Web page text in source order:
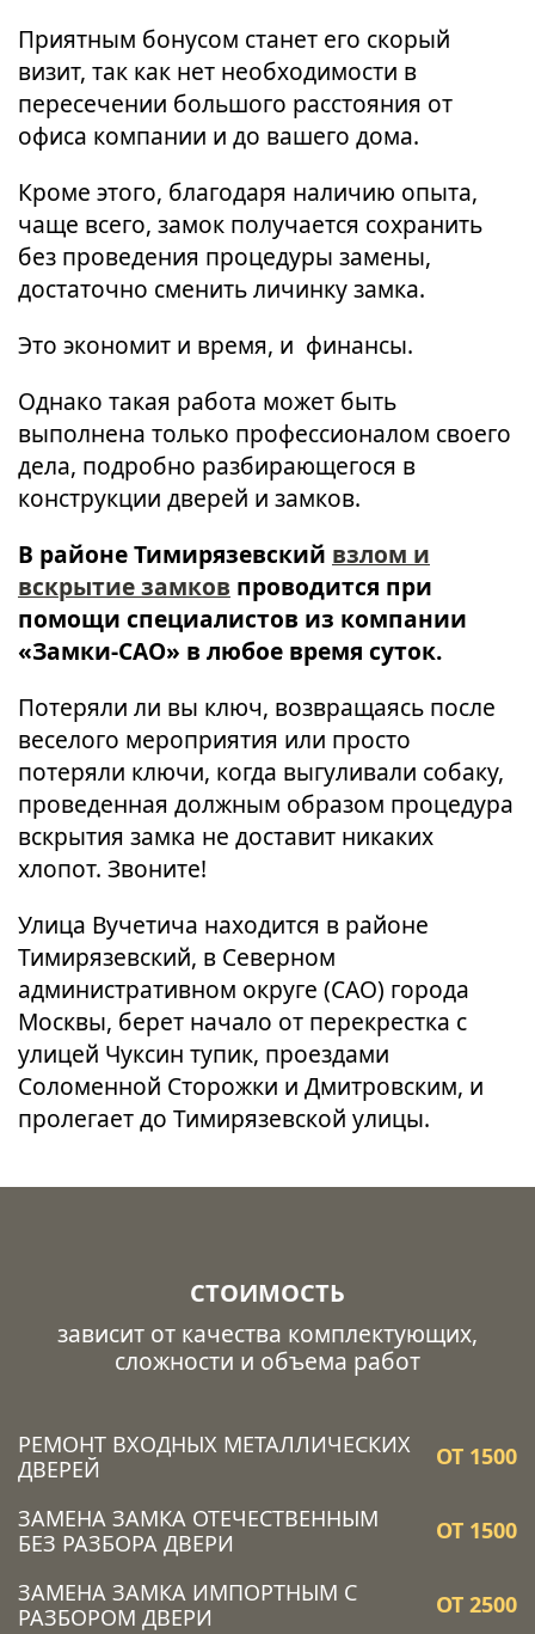
Приятным бонусом станет его скорый
визит, так как нет необходимости в
пересечении большого расстояния от
офиса компании и до вашего дома.
Кроме этого, благодаря наличию опыта,
чаще всего, замок получается сохранить
без проведения процедуры замены,
достаточно сменить личинку замка.
Это экономит и время, и финансы.
Однако такая работа может быть
выполнена только профессионалом своего
дела, подробно разбирающегося в
конструкции дверей и замков.
В районе Тимирязевский взлом и
вскрытие замков проводится при
помощи специалистов из компании
«Замки-САО» в любое время суток.
Потеряли ли вы ключ, возвращаясь после
веселого мероприятия или просто
потеряли ключи, когда выгуливали собаку,
проведенная должным образом процедура
вскрытия замка не доставит никаких
хлопот. Звоните!
Улица Вучетича находится в районе
Тимирязевский, в Северном
административном округе (САО) города
Москвы, берет начало от перекрестка с
улицей Чуксин тупик, проездами
Соломенной Сторожки и Дмитровским, и
пролегает до Тимирязевской улицы.
СТОИМОСТЬ
зависит от качества комплектующих,
сложности и объема работ
РЕМОНТ ВХОДНЫХ МЕТАЛЛИЧЕСКИХ
ДВЕРЕЙ
ОТ 1500
ЗАМЕНА ЗАМКА ОТЕЧЕСТВЕННЫМ
БЕЗ РАЗБОРА ДВЕРИ
ОТ 1500
ЗАМЕНА ЗАМКА ИМПОРТНЫМ С
РАЗБОРОМ ДВЕРИ
ОТ 2500